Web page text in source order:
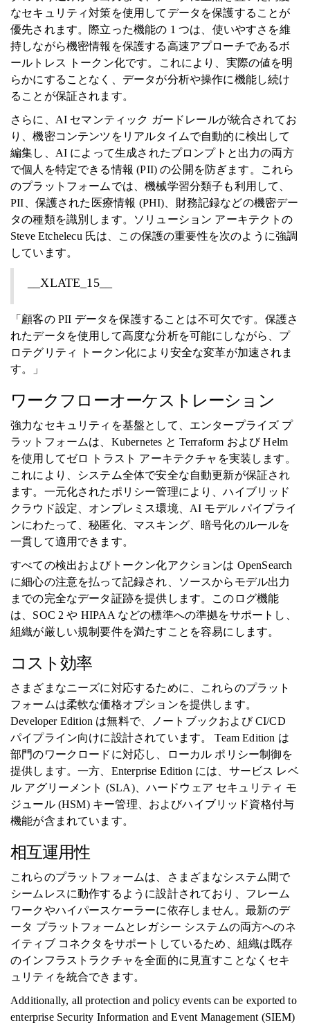
なセキュリティ対策を使用してデータを保護することが
優先されます。際立った機能の 1 つは、使いやすさを維
持しながら機密情報を保護する高速アプローチであるボ
ールトレス トークン化です。これにより、実際の値を明
らかにすることなく、データが分析や操作に機能し続け
ることが保証されます。
さらに、AI セマンティック ガードレールが統合されてお
り、機密コンテンツをリアルタイムで自動的に検出して
編集し、AI によって生成されたプロンプトと出力の両方
で個人を特定できる情報 (PII) の公開を防ぎます。これら
のプラットフォームでは、機械学習分類子も利用して、
PII、保護された医療情報 (PHI)、財務記録などの機密デー
タの種類を識別します。ソリューション アーキテクトの
Steve Etchelecu 氏は、この保護の重要性を次のように強調
しています。
__XLATE_15__
「顧客の PII データを保護することは不可欠です。保護さ
れたデータを使用して高度な分析を可能にしながら、プ
ロテグリティ トークン化により安全な変革が加速されま
す。」
ワークフローオーケストレーション
強力なセキュリティを基盤として、エンタープライズ プ
ラットフォームは、Kubernetes と Terraform および Helm
を使用してゼロ トラスト アーキテクチャを実装します。
これにより、システム全体で安全な自動更新が保証され
ます。一元化されたポリシー管理により、ハイブリッド
クラウド設定、オンプレミス環境、AI モデル パイプライ
ンにわたって、秘匿化、マスキング、暗号化のルールを
一貫して適用できます。
すべての検出およびトークン化アクションは OpenSearch
に細心の注意を払って記録され、ソースからモデル出力
までの完全なデータ証跡を提供します。このログ機能
は、SOC 2 や HIPAA などの標準への準拠をサポートし、
組織が厳しい規制要件を満たすことを容易にします。
コスト効率
さまざまなニーズに対応するために、これらのプラット
フォームは柔軟な価格オプションを提供します。
Developer Edition は無料で、ノートブックおよび CI/CD
パイプライン向けに設計されています。 Team Edition は
部門のワークロードに対応し、ローカル ポリシー制御を
提供します。一方、Enterprise Edition には、サービス レベ
ル アグリーメント (SLA)、ハードウェア セキュリティ モ
ジュール (HSM) キー管理、およびハイブリッド資格付与
機能が含まれています。
相互運用性
これらのプラットフォームは、さまざまなシステム間で
シームレスに動作するように設計されており、フレーム
ワークやハイパースケーラーに依存しません。最新のデ
ータ プラットフォームとレガシー システムの両方へのネ
イティブ コネクタをサポートしているため、組織は既存
のインフラストラクチャを全面的に見直すことなくセキ
ュリティを統合できます。
Additionally, all protection and policy events can be exported to
enterprise Security Information and Event Management (SIEM)